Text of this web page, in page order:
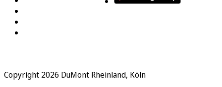
Copyright 2026 DuMont Rheinland, Köln